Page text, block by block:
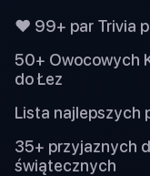
❤️ 99+ par Trivia
50+ Owocowych
do Łez
Lista najlepszych
35+ przyjaznych
świątecznych